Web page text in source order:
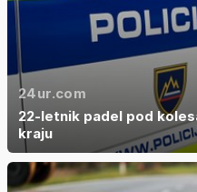
24ur.com
22-letnik padel pod
kraju